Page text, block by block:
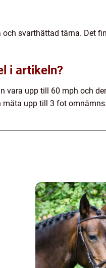
svarthättad tärna. Det
i artikeln?
vara upp till 60 mph och
mäta upp till 3 fot omnämns.